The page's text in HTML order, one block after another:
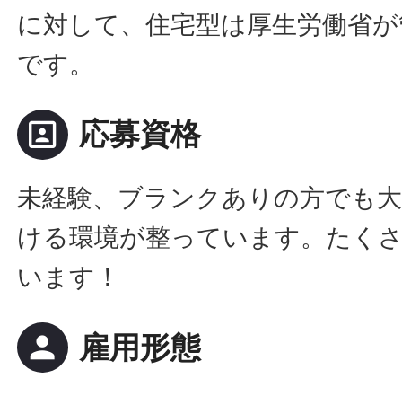
に対して、住宅型は厚生労働省
です。
portrait 応募資格
未経験、ブランクありの方でも
ける環境が整っています。たく
います！
person 雇用形態